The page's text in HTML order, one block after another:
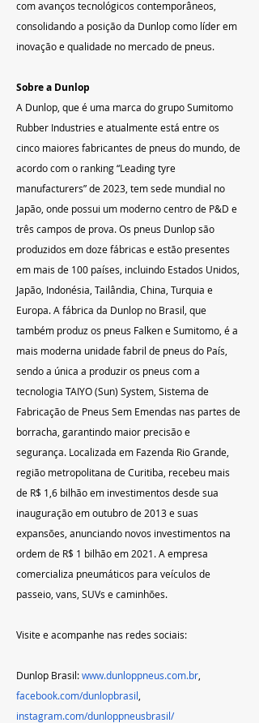
com avanços tecnológicos contemporâneos,
consolidando a posição da Dunlop como líder em
inovação e qualidade no mercado de pneus.
Sobre a Dunlop
A Dunlop, que é uma marca do grupo Sumitomo
Rubber Industries e atualmente está entre os
cinco maiores fabricantes de pneus do mundo, de
acordo com o ranking “Leading tyre
manufacturers” de 2023, tem sede mundial no
Japão, onde possui um moderno centro de P&D e
três campos de prova. Os pneus Dunlop são
produzidos em doze fábricas e estão presentes
em mais de 100 países, incluindo Estados Unidos,
Japão, Indonésia, Tailândia, China, Turquia e
Europa. A fábrica da Dunlop no Brasil, que
também produz os pneus Falken e Sumitomo, é a
mais moderna unidade fabril de pneus do País,
sendo a única a produzir os pneus com a
tecnologia TAIYO (Sun) System, Sistema de
Fabricação de Pneus Sem Emendas nas partes de
borracha, garantindo maior precisão e
segurança. Localizada em Fazenda Rio Grande,
região metropolitana de Curitiba, recebeu mais
de R$ 1,6 bilhão em investimentos desde sua
inauguração em outubro de 2013 e suas
expansões, anunciando novos investimentos na
ordem de R$ 1 bilhão em 2021. A empresa
comercializa pneumáticos para veículos de
passeio, vans, SUVs e caminhões.
Visite e acompanhe nas redes sociais:
Dunlop Brasil: www.dunloppneus.com.br
facebook.com/dunlopbrasil
instagram.com/dunloppneusbrasil/